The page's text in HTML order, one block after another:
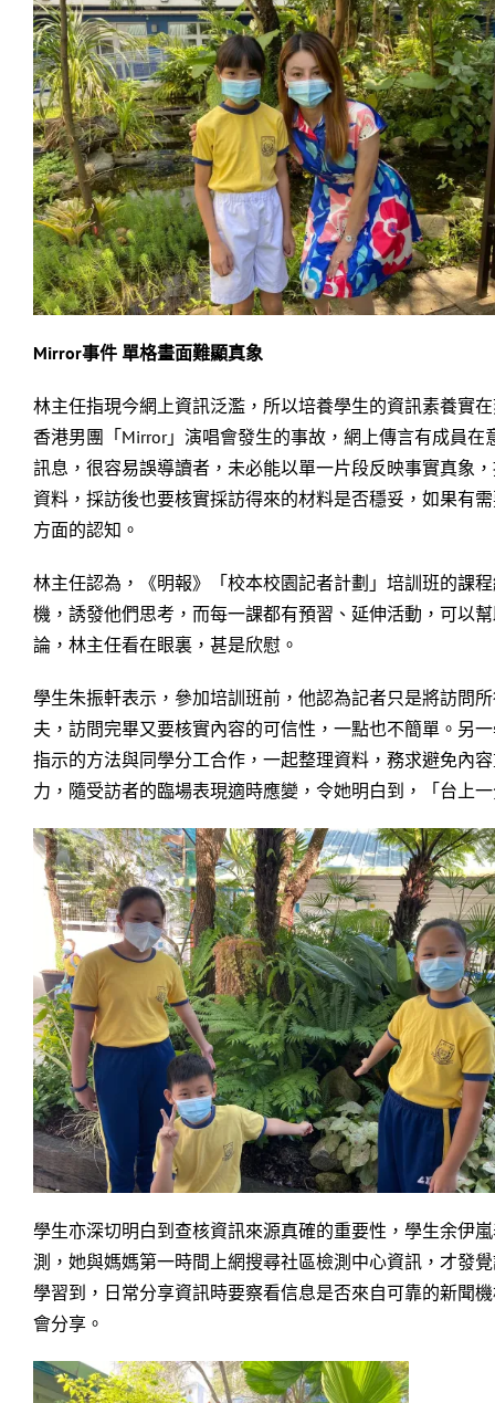
Mirror事件 單格畫面難顯真象
林主任指現今網上資訊泛濫，所以培養學生的資訊素養實
香港男團「Mirror」演唱會發生的事故，網上傳言有成員
訊息，很容易誤導讀者，未必能以單一片段反映事實真象
資料，採訪後也要核實採訪得來的材料是否穩妥，如果有
方面的認知。
林主任認為，《明報》「校本校園記者計劃」培訓班的課
機，誘發他們思考，而每一課都有預習、延伸活動，可以
論，林主任看在眼裏，甚是欣慰。
學生朱振軒表示，參加培訓班前，他認為記者只是將訪問
夫，訪問完畢又要核實內容的可信性，一點也不簡單。另
指示的方法與同學分工合作，一起整理資料，務求避免內
力，隨受訪者的臨場表現適時應變，令她明白到，「台上
學生亦深切明白到查核資訊來源真確的重要性，學生余伊
測，她與媽媽第一時間上網搜尋社區檢測中心資訊，才發
學習到，日常分享資訊時要察看信息是否來自可靠的新聞
會分享。